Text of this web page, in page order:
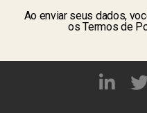
Ao enviar seus dados,
os Termos de